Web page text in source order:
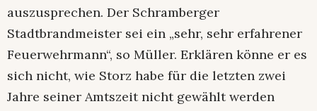
auszusprechen. Der Schramberger
Stadtbrandmeister sei ein „sehr, sehr erfahrener
Feuerwehrmann“, so Müller. Erklären könne er es
sich nicht, wie Storz habe für die letzten zwei
Jahre seiner Amtszeit nicht gewählt werden